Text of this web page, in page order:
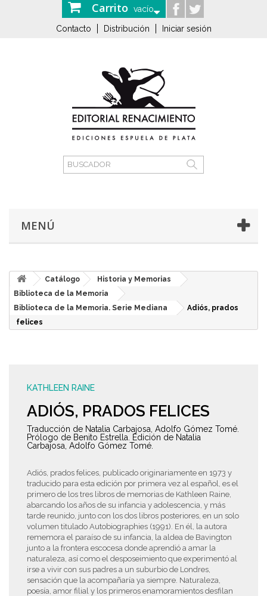
Carrito vacío
Contacto Distribución Iniciar sesión
MENÚ
Catálogo
Historia y Memorias
Biblioteca de la Memoria
Biblioteca de la Memoria. Serie Mediana
Adiós, prados
felices
KATHLEEN RAINE
ADIÓS, PRADOS FELICES
Traducción de Natalia Carbajosa, Adolfo Gómez Tomé.
Prólogo de Benito Estrella. Edición de Natalia
Carbajosa, Adolfo Gómez Tomé.
Adiós, prados felices, publicado originariamente en 1973 y
traducido para esta edición por primera vez al español, es el
primero de los tres libros de memorias de Kathleen Raine,
abarcando los años de su infancia y adolescencia, y más
tarde reunido, junto con los dos libros posteriores, en un solo
volumen titulado Autobiographies (1991). En él, la autora
rememora el paraíso de su infancia, la aldea de Bavington
junto a la frontera escocesa donde aprendió a amar la
naturaleza, así como el desposeimiento que experimentó al
irse a vivir con sus padres a un suburbio de Londres,
sensación que la acompañaría ya siempre. Naturaleza,
poesía, amor filial y los primeros enamoramientos desfilan